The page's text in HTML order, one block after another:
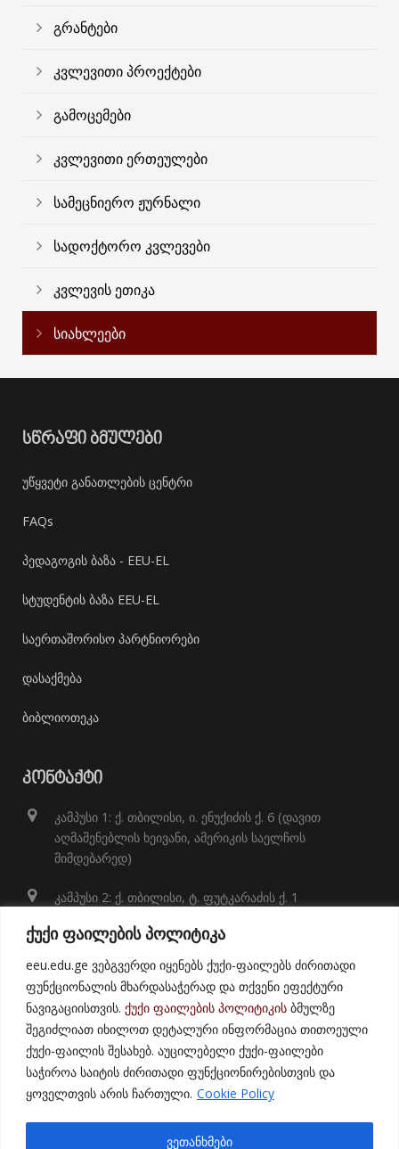
ქუქი ფაილების პოლიტიკა
eeu.edu.ge ვებგვერდი იყენებს ქუქი-ფაილებს ძირითადი
ფუნქციონალის მხარდასაჭერად და თქვენი ეფექტური
ნავიგაციისთვის. ქუქი ფაილების პოლიტიკის ბმულზე
შეგიძლიათ იხილოთ დეტალური ინფორმაცია თითოეული
ქუქი-ფაილის შესახებ. აუცილებელი ქუქი-ფაილები
საჭიროა საიტის ძირითადი ფუნქციონირებისთვის და
ყოველთვის არის ჩართული. Cookie Policy
ვეთანხმები
გრანტები
კვლევითი პროექტები
გამოცემები
კვლევითი ერთეულები
სამეცნიერო ჟურნალი
სადოქტორო კვლევები
კვლევის ეთიკა
სიახლეები
ᲡᲬᲠᲐᲤᲘ ᲑᲛᲣᲚᲔᲑᲘ
უწყვეტი განათლების ცენტრი
FAQs
პედაგოგის ბაზა - EEU-EL
სტუდენტის ბაზა EEU-EL
საერთაშორისო პარტნიორები
დასაქმება
ბიბლიოთეკა
ᲙᲝᲜᲢᲐᲥᲢᲘ
კამპუსი 1: ქ. თბილისი, ი. ენუქიძის ქ. 6 (დავით
აღმაშენებლის ხეივანი, ამერიკის საელჩოს
მიმდებარედ)
კამპუსი 2: ქ. თბილისი, ტ. ფუტკარაძის ქ. 1
+995 32 248 01 41;
info@eeu.edu.ge
East European University